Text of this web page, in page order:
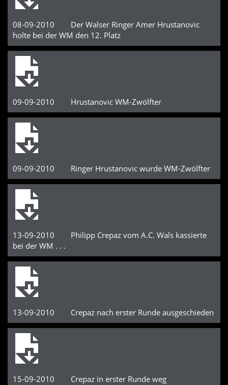
08-09-2010 Der Walser Ringer Amer Hrustanovic
holte bei der WM den 12. Platz
09-09-2010 Hrustanovic WM-Zwölfter
09-09-2010 Ringer Hrustanovic wurde WM-Zwölfter
13-09-2010 Philipp Crepaz vom A.C. Wals kassierte
bei der WM . . .
13-09-2010 Crepaz nach erster Runde ausgeschieden
15-09-2010 Crepaz in erster Runde weg